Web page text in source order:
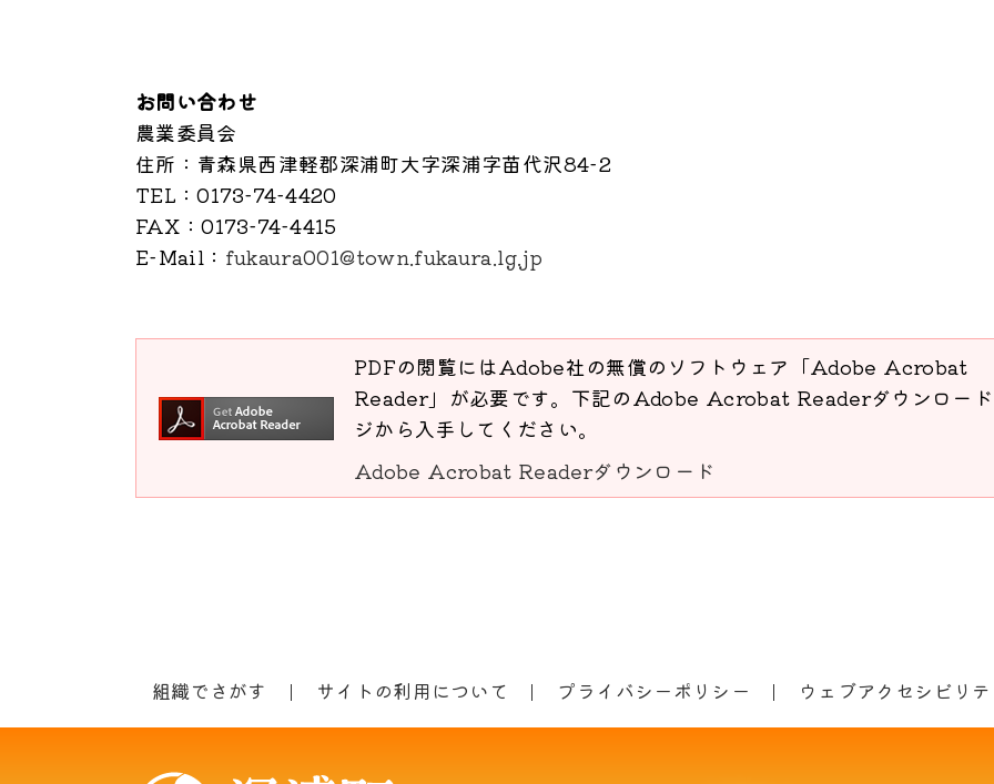
お問い合わせ
農業委員会
住所 ：青森県西津軽郡深浦町大字深浦字苗代沢84-2
TEL ：0173-74-4420
FAX ：0173-74-4415
E-Mail ： fukaura001@town.fukaura.lg.jp
PDFの閲覧にはAdobe社の無償のソフトウェア「Adobe Acrobat
Reader」が必要です。下記のAdobe Acrobat Readerダウンロー
ジから入手してください。
Adobe Acrobat Readerダウンロード
組織でさがす サイトの利用について プライバシーポリシー ウェブアクセシビリ